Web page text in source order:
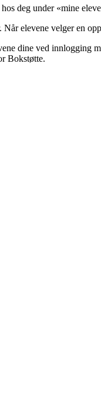
deg under «mine
Når elevene velger en
dine ved innlogging
Bokstøtte.